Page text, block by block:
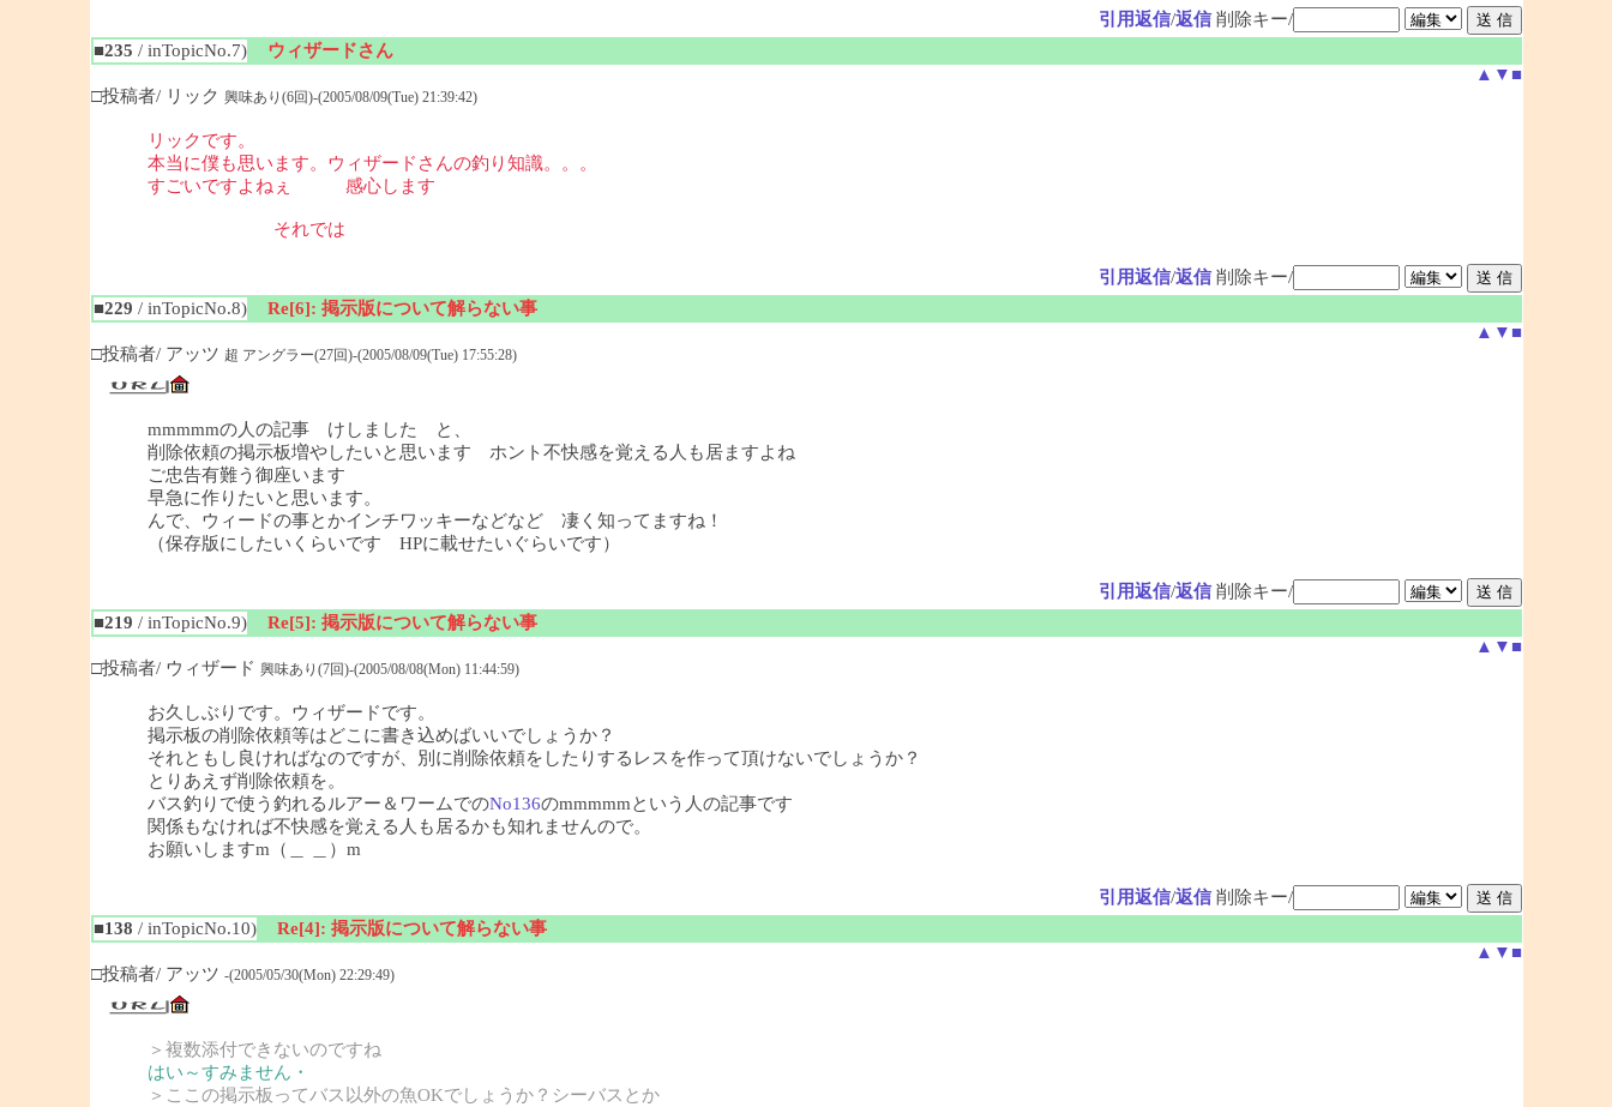
引用返信/返信 削除キー/
■235 / inTopicNo.7)
ウィザードさん
▲ ▼ ■
□投稿者/ リック 興味あり(6回)-(2005/08/09(Tue) 21:39:42)
リックです。
本当に僕も思います。ウィザードさんの釣り知識。。。
すごいですよねぇ 感心します
それでは
引用返信/返信 削除キー/
■229 / inTopicNo.8)
Re[6]: 掲示版について解らない事
▲ ▼ ■
□投稿者/ アッツ 超 アングラー(27回)-(2005/08/09(Tue) 17:55:28)
mmmmmの人の記事 けしました と、
削除依頼の掲示板増やしたいと思います ホント不快感を覚える人も居ますよね
ご忠告有難う御座います
早急に作りたいと思います。
んで、ウィードの事とかインチワッキーなどなど 凄く知ってますね！
（保存版にしたいくらいです HPに載せたいぐらいです）
引用返信/返信 削除キー/
■219 / inTopicNo.9)
Re[5]: 掲示版について解らない事
▲ ▼ ■
□投稿者/ ウィザード 興味あり(7回)-(2005/08/08(Mon) 11:44:59)
お久しぶりです。ウィザードです。
掲示板の削除依頼等はどこに書き込めばいいでしょうか？
それともし良ければなのですが、別に削除依頼をしたりするレスを作って頂けないでしょうか？
とりあえず削除依頼を。
バス釣りで使う釣れるルアー＆ワームでのNo136のmmmmmという人の記事です
関係もなければ不快感を覚える人も居るかも知れませんので。
お願いしますm（＿ ＿）m
引用返信/返信 削除キー/
■138 / inTopicNo.10)
Re[4]: 掲示版について解らない事
▲ ▼ ■
□投稿者/ アッツ -(2005/05/30(Mon) 22:29:49)
＞複数添付できないのですね
はい～すみません・
＞ここの掲示板ってバス以外の魚OKでしょうか？シーバスとか